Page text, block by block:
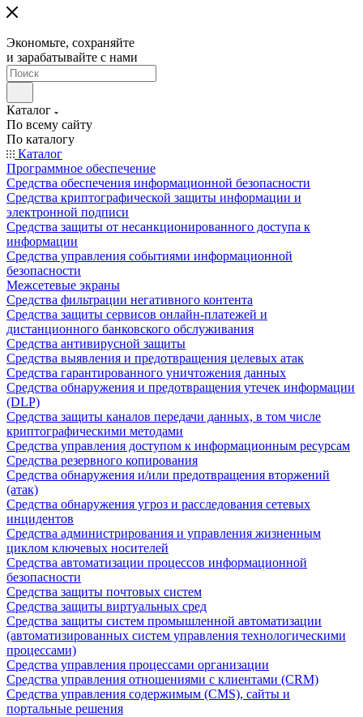
Экономьте, сохраняйте
и зарабатывайте с нами
Каталог
По всему сайту
По каталогу
Каталог
Программное обеспечение
Средства обеспечения информационной безопасности
Средства криптографической защиты информации и
электронной подписи
Средства защиты от несанкционированного доступа к
информации
Средства управления событиями информационной
безопасности
Межсетевые экраны
Средства фильтрации негативного контента
Средства защиты сервисов онлайн-платежей и
дистанционного банковского обслуживания
Средства антивирусной защиты
Средства выявления и предотвращения целевых атак
Средства гарантированного уничтожения данных
Средства обнаружения и предотвращения утечек информации
(DLP)
Средства защиты каналов передачи данных, в том числе
криптографическими методами
Средства управления доступом к информационным ресурсам
Средства резервного копирования
Средства обнаружения и/или предотвращения вторжений
(атак)
Средства обнаружения угроз и расследования сетевых
инцидентов
Средства администрирования и управления жизненным
циклом ключевых носителей
Средства автоматизации процессов информационной
безопасности
Средства защиты почтовых систем
Средства защиты виртуальных сред
Средства защиты систем промышленной автоматизации
(автоматизированных систем управления технологическими
процессами)
Средства управления процессами организации
Средства управления отношениями с клиентами (CRM)
Средства управления содержимым (CMS), сайты и
портальные решения